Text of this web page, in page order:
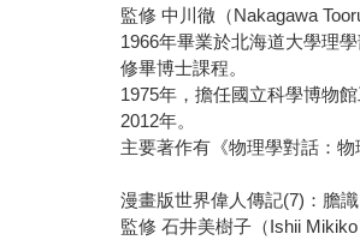
監修 中川徹（Nakagawa
1966年畢業於北海道大學理
修畢博士課程。
1975年，擔任國立科學博物
2012年。
主要著作有《物理學對話：
漫畫版世界偉人傳記(7)：膽
監修 石井美樹子（Ishii Mikiko